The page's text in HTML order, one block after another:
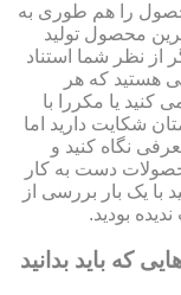
را هم طوری به
محصول تولید
نظر شما استناد
هستید که هر
کنید یا مکررا با
شکایت دارید اما
نگاه کنید و
دست به کار
یک بار بررسی از
بودید.
که باید بدانید